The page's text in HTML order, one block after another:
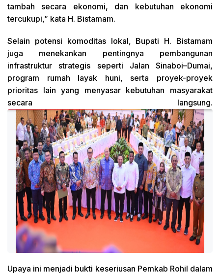
tambah secara ekonomi, dan kebutuhan ekonomi
tercukupi,” kata H. Bistamam.
Selain potensi komoditas lokal, Bupati H. Bistamam
juga menekankan pentingnya pembangunan
infrastruktur strategis seperti Jalan Sinaboi–Dumai,
program rumah layak huni, serta proyek-proyek
prioritas lain yang menyasar kebutuhan masyarakat
secara langsung.
Upaya ini menjadi bukti keseriusan Pemkab Rohil dalam